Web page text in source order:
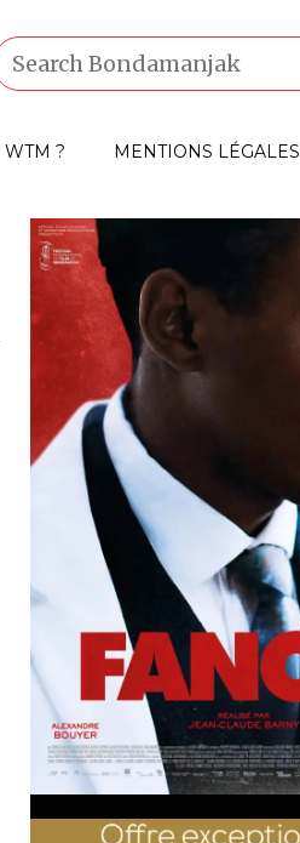
WTM ? MENTIONS LÉGALES